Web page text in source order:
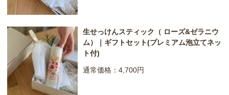
生せっけんスティック（ ローズ&ゼラニウ
ム）｜ギフトセット(プレミアム泡立てネッ
ト付)
通常価格：4,700円